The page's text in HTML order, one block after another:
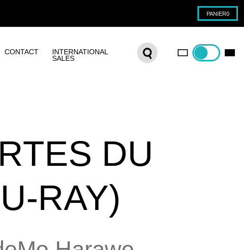
PANIER0
CONTACT
INTERNATIONAL
SALES
DU
RAY)